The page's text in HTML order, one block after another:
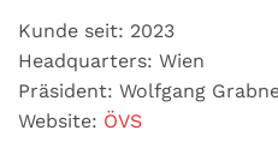
Kunde seit: 2023
Headquarters: Wien
Präsident: Wolfgang
Website: ÖVS